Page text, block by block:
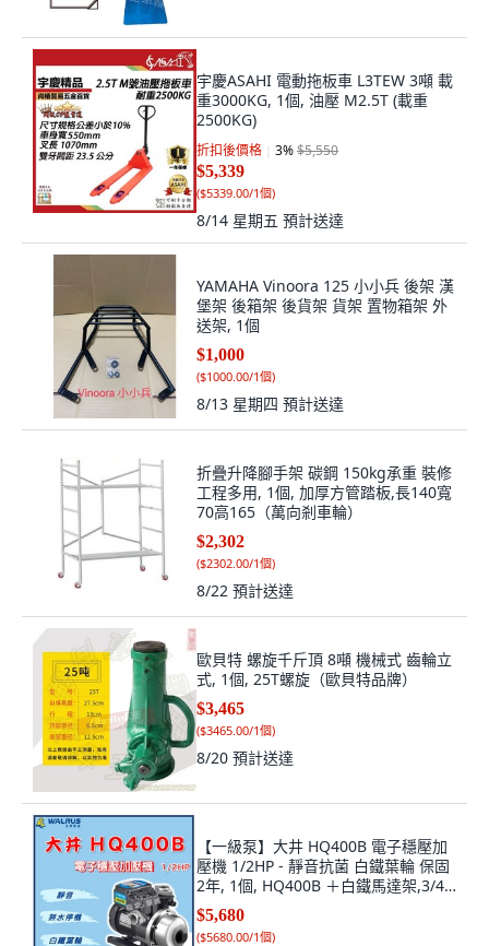
宇慶ASAHI 電動拖板車 L3TEW 3噸 載
重3000KG, 1個, 油壓 M2.5T (載重
2500KG)
折扣後價格 3%$5,550
$5,339
($5339.00/1個)
8/14 星期五 預計送達
YAMAHA Vinoora 125 小小兵 後架 漢
堡架 後箱架 後貨架 貨架 置物箱架 外
送架, 1個
$1,000
($1000.00/1個)
8/13 星期四 預計送達
折疊升降腳手架 碳鋼 150kg承重 裝修
工程多用, 1個, 加厚方管踏板,長140寬
70高165（萬向剎車輪）
$2,302
($2302.00/1個)
8/22 預計送達
歐貝特 螺旋千斤頂 8噸 機械式 齒輪立
式, 1個, 25T螺旋（歐貝特品牌）
$3,465
($3465.00/1個)
8/20 預計送達
【一級泵】大井 HQ400B 電子穩壓加
壓機 1/2HP - 靜音抗菌 白鐵葉輪 保固
2年, 1個, HQ400B ＋白鐵馬達架,3/4"
(20mm) /220V
$5,680
($5680.00/1個)